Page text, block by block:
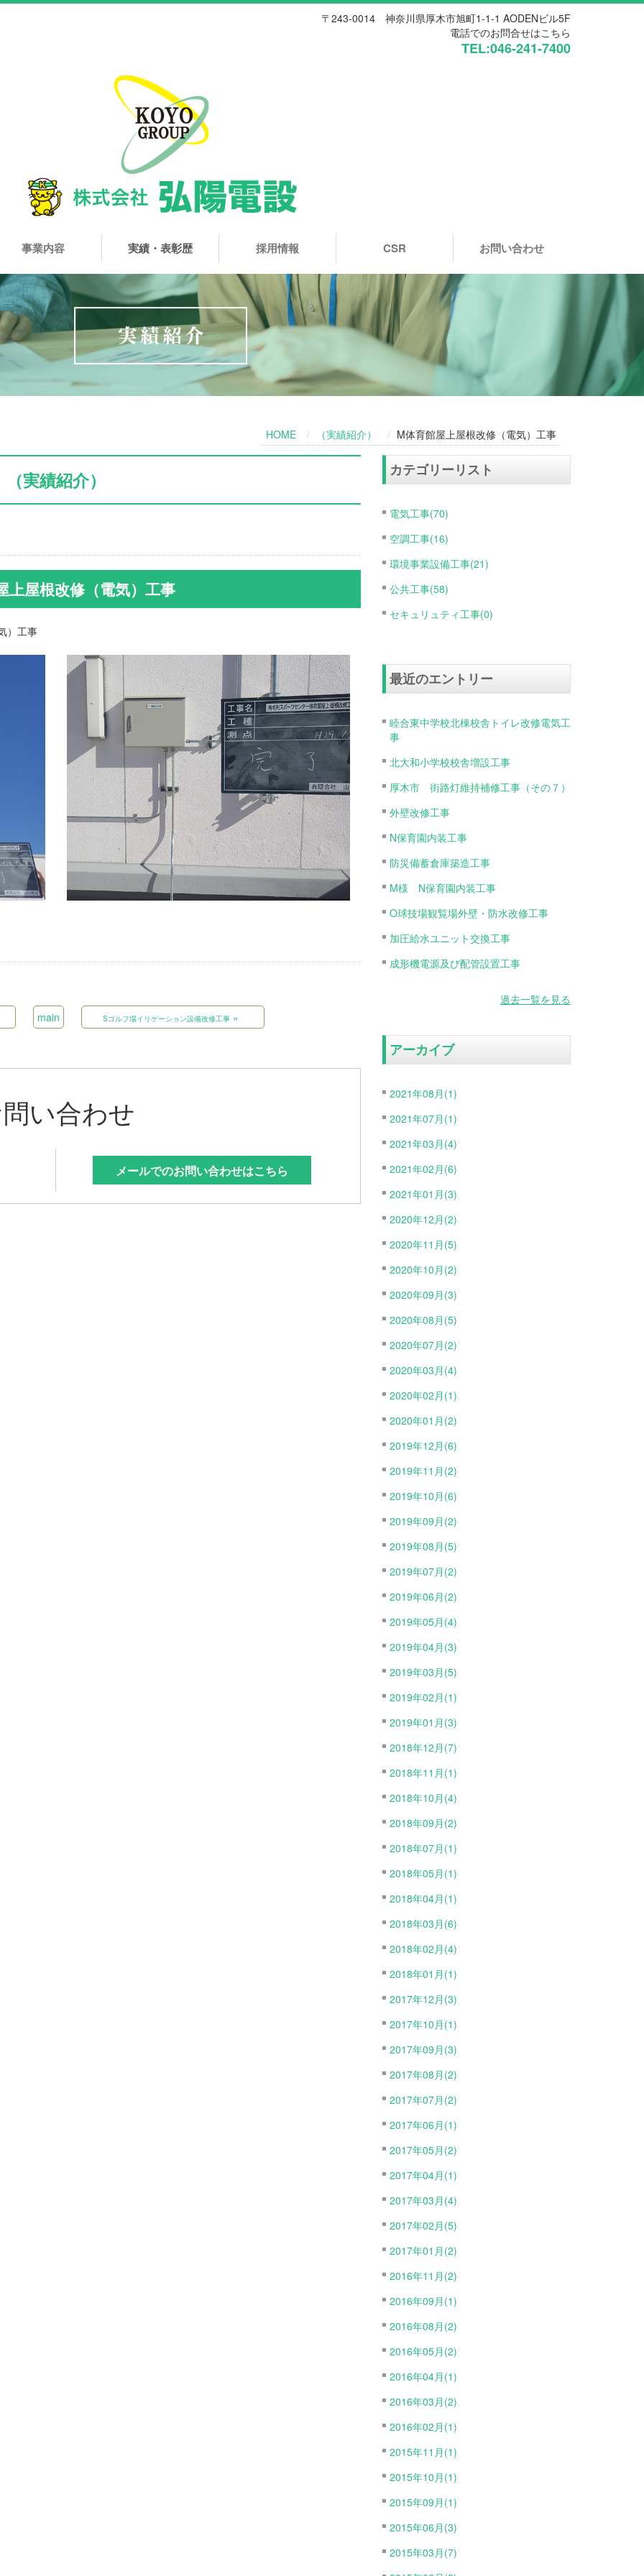
〒243-0014 神奈川県厚木市旭町1-1-1 AODENビル5F
電話でのお問合せはこちら
TEL:046-241-7400
事業内容 実績・表彰歴 採用情報 CSR お問い合わせ
HOME （実績紹介） M体育館屋上屋根改修（電気）工事
（実績紹介）
上屋根改修（電気）工事
）工事
main Sゴルフ場イリゲーション設備改修工事 »
い合わせ
メールでのお問い合わせはこちら
カテゴリーリスト
電気工事(70)
空調工事(16)
環境事業設備工事(21)
公共工事(58)
セキュリュティ工事(0)
最近のエントリー
睦合東中学校北棟校舎トイレ改修電気工
事
北大和小学校校舎増設工事
厚木市 街路灯維持補修工事（その７）
外壁改修工事
N保育園内装工事
防災備蓄倉庫築造工事
M様 N保育園内装工事
O球技場観覧場外壁・防水改修工事
加圧給水ユニット交換工事
成形機電源及び配管設置工事
過去一覧を見る
アーカイブ
2021年08月(1)
2021年07月(1)
2021年03月(4)
2021年02月(6)
2021年01月(3)
2020年12月(2)
2020年11月(5)
2020年10月(2)
2020年09月(3)
2020年08月(5)
2020年07月(2)
2020年03月(4)
2020年02月(1)
2020年01月(2)
2019年12月(6)
2019年11月(2)
2019年10月(6)
2019年09月(2)
2019年08月(5)
2019年07月(2)
2019年06月(2)
2019年05月(4)
2019年04月(3)
2019年03月(5)
2019年02月(1)
2019年01月(3)
2018年12月(7)
2018年11月(1)
2018年10月(4)
2018年09月(2)
2018年07月(1)
2018年05月(1)
2018年04月(1)
2018年03月(6)
2018年02月(4)
2018年01月(1)
2017年12月(3)
2017年10月(1)
2017年09月(3)
2017年08月(2)
2017年07月(2)
2017年06月(1)
2017年05月(2)
2017年04月(1)
2017年03月(4)
2017年02月(5)
2017年01月(2)
2016年11月(2)
2016年09月(1)
2016年08月(2)
2016年05月(2)
2016年04月(1)
2016年03月(2)
2016年02月(1)
2015年11月(1)
2015年10月(1)
2015年09月(1)
2015年06月(3)
2015年03月(7)